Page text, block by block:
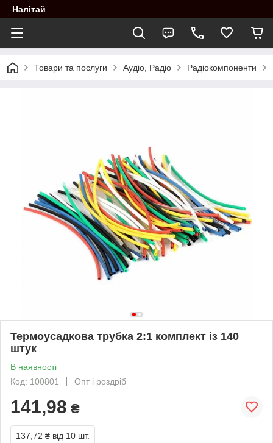
Налітай
Товари та послуги Аудіо, Радіо Радіокомпоненти
Термоусадкова трубка 2:1 комплект із 140
штук
В наявності
Код: 100801
Опт і роздріб
141,98 ₴
137,72 ₴ від 10 шт.